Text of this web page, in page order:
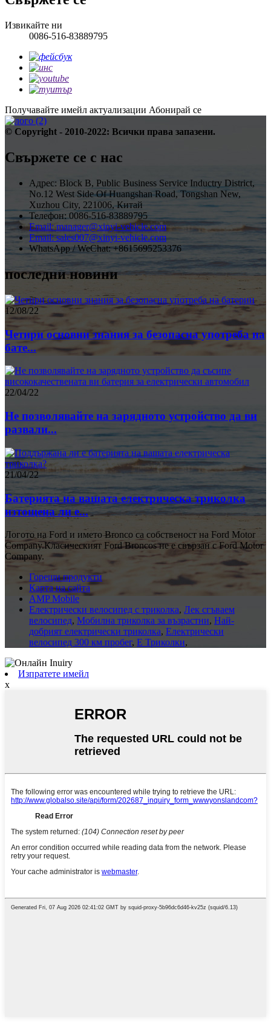
Извикайте ни
0086-516-83889795
Получавайте имейл актуализации Абонирай се
© Copyright - 2010-2022: Всички права запазени.
Свържете се с нас
Адрес: Block B, Public Business Service Inductry District,
No.12 West Side Of Huangshan Road, Tongshan New,
Xuzhou City, 221006, Китай
Телефон: 0086-516-83889795
Email: manager@xinyi-vehicle.com
Email: sales007@xinyi-vehicle.com
WhatsApp / WeChat: +8615695253376
последни новини
12/08/22
Четири основни знания за безопасна употреба на
бате...
22/04/22
Не позволявайте на зарядното устройство да ви
развали...
21/04/22
Батерията на вашата електрическа триколка
изтощена ли е...
Логото на Ford и името Bronco са собственост на Ford Motor
Company.Класическият Ford Broncos не е свързан с Ford Motor
Company.
Горещи продукти
Карта на сайта
AMP Mobile
Електрически велосипед с триколка, Лек сгъваем
велосипед, Мобилна триколка за възрастни, Най-
добрият електрически триколка, Електрически
велосипед 300 км пробег, E Триколки,
Изпратете имейл
x